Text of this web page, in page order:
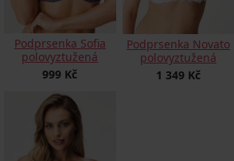
Podprsenka Sofia
polovyztužená
999 Kč
Podprsenka Novato
polovyztužená
1 349 Kč